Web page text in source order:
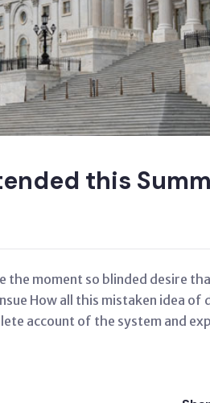
this
the moment so blinded desire
How all this mistaken idea of
account of the system and